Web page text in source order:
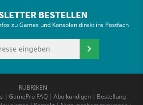
BESTELLEN
zu Games und Konsolen direkt ins Postfach
RUBRIKEN
| GamePro FAQ| Abo kündigen| Bestellung